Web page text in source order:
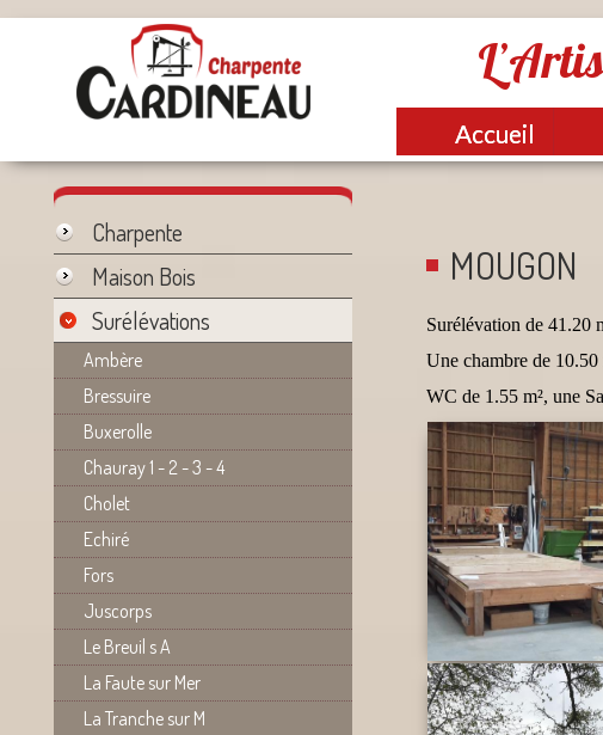
Accueil
Accueil››Surélévations››Mougon
MOUGON
Surélévation de 41.20
Une chambre de 10.50
WC de 1.55 m², une
Charpente
Maison Bois
Surélévations
Ambère
Bressuire
Buxerolle
Chauray 1 - 2 - 3 - 4
Cholet
Echiré
Fors
Juscorps
Le Breuil s A
La Faute sur Mer
La Tranche sur M